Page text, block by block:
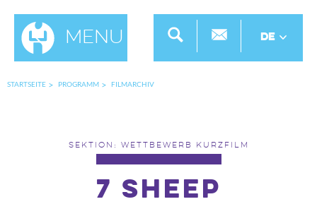
Menu DE
STARTSEITE PROGRAMM FILMARCHIV
SEKTION: WETTBEWERB KURZFILM
7 Sheep